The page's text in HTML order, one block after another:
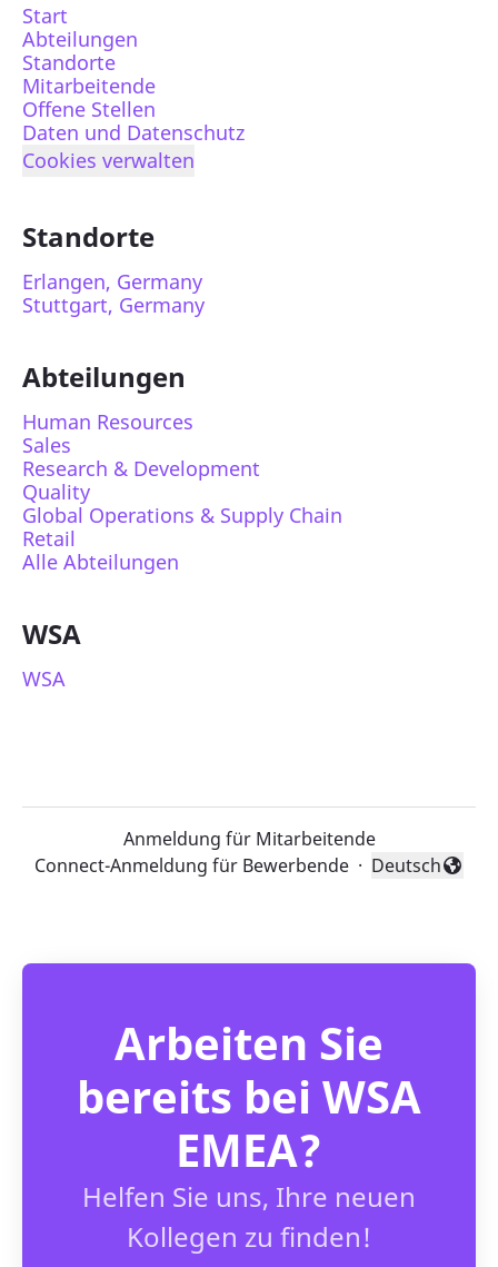
Start
Abteilungen
Standorte
Mitarbeitende
Offene Stellen
Daten und Datenschutz
Cookies verwalten
Standorte
Erlangen, Germany
Stuttgart, Germany
Abteilungen
Human Resources
Sales
Research & Development
Quality
Global Operations & Supply Chain
Retail
Alle Abteilungen
WSA
WSA
Anmeldung für Mitarbeitende
Connect-Anmeldung für Bewerbende · Sprache
Deutsch
Arbeiten Sie
bereits bei WSA
EMEA?
Helfen Sie uns, Ihre neuen
Kollegen zu finden!